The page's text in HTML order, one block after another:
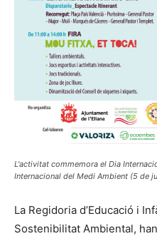
L'activitat commemora el Dia
Internacional del Medi Ambient (5 de
La Regidoria d’Educació i
Sostenibilitat Ambiental,